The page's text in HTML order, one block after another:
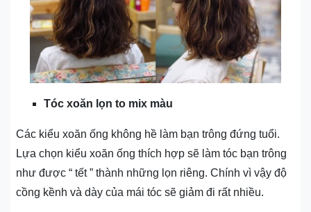
Tóc xoăn lọn to mix màu
Các kiểu xoăn ống không hề làm bạn trông đứng tuổi.
Lựa chọn kiểu xoăn ống thích hợp sẽ làm tóc bạn trông
như được “ tết ” thành những lọn riêng. Chính vì vậy độ
cồng kềnh và dày của mái tóc sẽ giảm đi rất nhiều.